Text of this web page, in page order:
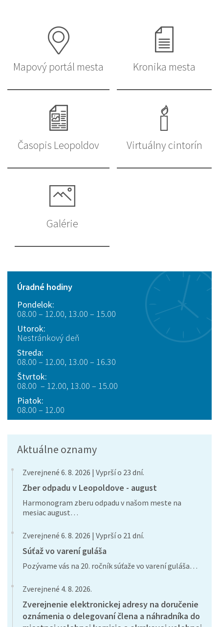
Mapový portál mesta Kronika mesta
Časopis Leopoldov Virtuálny cintorín
Galérie
Úradné hodiny
Pondelok:
08.00 – 12.00, 13.00 – 15.00
Utorok:
Nestránkový deň
Streda:
08.00 – 12.00, 13.00 – 16.30
Štvrtok:
08.00 – 12.00, 13.00 – 15.00
Piatok:
08.00 – 12.00
Aktuálne oznamy
Zverejnené 6. 8. 2026 | Vyprší o 23 dní.
Zber odpadu v Leopoldove - august
Harmonogram zberu odpadu v našom meste na
mesiac august…
Zverejnené 6. 8. 2026 | Vyprší o 21 dní.
Súťaž vo varení guláša
Pozývame vás na 20. ročník súťaže vo varení guláša…
Zverejnené 4. 8. 2026.
Zverejnenie elektronickej adresy na doručenie
oznámenia o delegovaní člena a náhradníka do